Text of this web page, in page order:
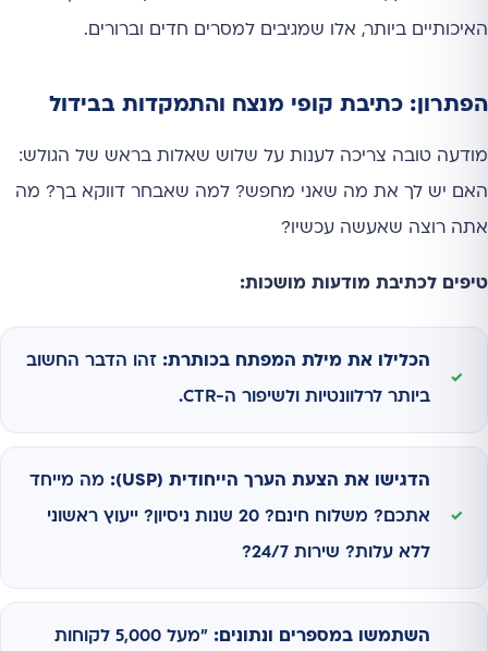
האיכותיים ביותר, אלו שמגיבים למסרים חדים וברורים.
הפתרון: כתיבת קופי מנצח והתמקדות בבידול
מודעה טובה צריכה לענות על שלוש שאלות בראש של הגולש:
האם יש לך את מה שאני מחפש? למה שאבחר דווקא בך? מה
אתה רוצה שאעשה עכשיו?
טיפים לכתיבת מודעות מושכות:
הכלילו את מילת המפתח בכותרת: זהו הדבר החשוב
ביותר לרלוונטיות ולשיפור ה-CTR.
הדגישו את הצעת הערך הייחודית (USP): מה מייחד
אתכם? משלוח חינם? 20 שנות ניסיון? ייעוץ ראשוני
ללא עלות? שירות 24/7?
השתמשו במספרים ונתונים: "מעל 5,000 לקוחות